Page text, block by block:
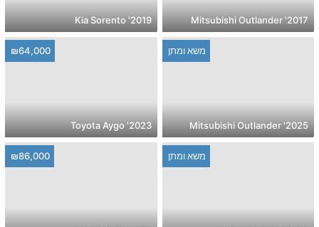
2017' Mitsubishi Outlander
2019' Kia Sorento
משא ומתן
2025' Mitsubishi Outlander
₪64,000
2023' Toyota Aygo
משא ומתן ₪86,000